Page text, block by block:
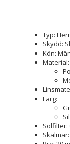
Typ:
Skydd:
Kön:
Material:
Färg:
Solfilter: